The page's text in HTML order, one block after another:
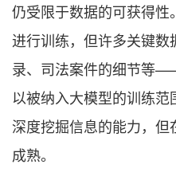
仍受限于数据的可获得
进行训练，但许多关键
录、司法案件的细节等
以被纳入大模型的训练
深度挖掘信息的能力，
成熟。